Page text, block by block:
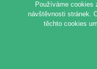
Používáme cookies
návštěvnosti stránek.
těchto cookies